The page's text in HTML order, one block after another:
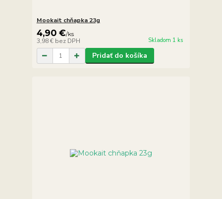
Mookait chňapka 23g
4,90 €/ks
3,98 € bez DPH Skladom 1 ks
Pridať do košíka